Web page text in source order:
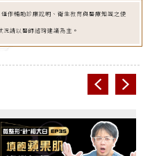
作輔助診療說明、衛生教育與醫療知識之使
請以醫師諮詢建議為主。